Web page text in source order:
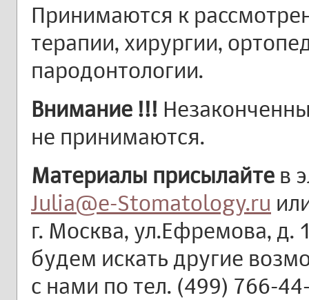
Принимаются к
терапии, хирургии,
пародонтологии.
Внимание !!!
не принимаются.
Материалы присылайте в
Julia@e-Stomatology.ru
г. Москва, ул.Ефремова,
будем искать другие
с нами по тел. (499) 766-